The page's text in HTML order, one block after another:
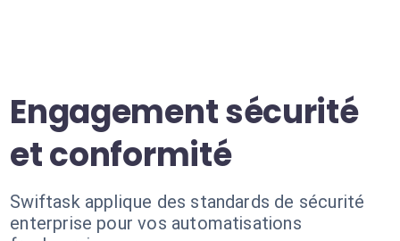
Engagement sécurité
et conformité
Swiftask applique des standards de sécurité
enterprise pour vos automatisations